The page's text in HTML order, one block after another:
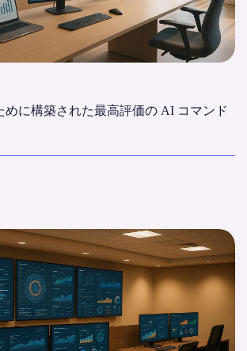
めに構築された最高評価の AI コマンド